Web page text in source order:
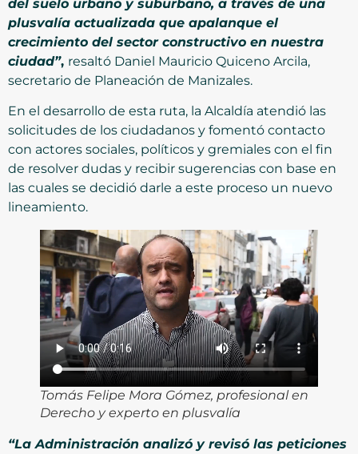
del suelo urbano y suburbano, a través de una
plusvalía actualizada que apalanque el
crecimiento del sector constructivo en nuestra
ciudad”, resaltó Daniel Mauricio Quiceno Arcila,
secretario de Planeación de Manizales.
En el desarrollo de esta ruta, la Alcaldía atendió las
solicitudes de los ciudadanos y fomentó contacto
con actores sociales, políticos y gremiales con el fin
de resolver dudas y recibir sugerencias con base en
las cuales se decidió darle a este proceso un nuevo
lineamiento.
Tomás Felipe Mora Gómez, profesional en
Derecho y experto en plusvalía
“La Administración analizó y revisó las peticiones